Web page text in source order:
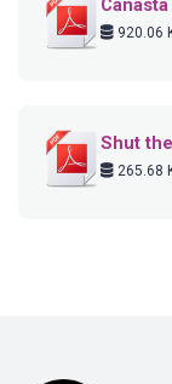
920.06
Shut
265.68